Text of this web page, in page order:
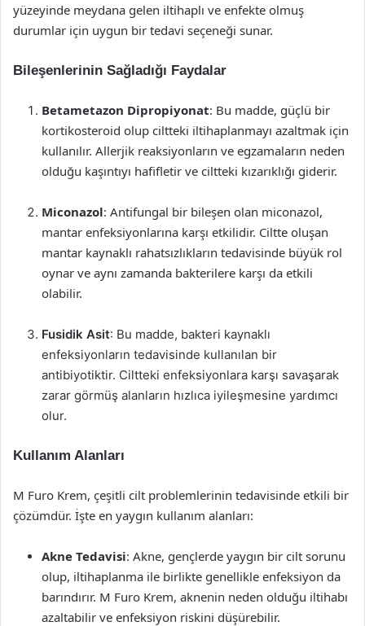
yüzeyinde meydana gelen iltihaplı ve enfekte olmuş
durumlar için uygun bir tedavi seçeneği sunar.
Bileşenlerinin Sağladığı Faydalar
Betametazon Dipropiyonat: Bu madde, güçlü bir
kortikosteroid olup ciltteki iltihaplanmayı azaltmak için
kullanılır. Allerjik reaksiyonların ve egzamaların neden
olduğu kaşıntıyı hafifletir ve ciltteki kızarıklığı giderir.
Miconazol: Antifungal bir bileşen olan miconazol,
mantar enfeksiyonlarına karşı etkilidir. Ciltte oluşan
mantar kaynaklı rahatsızlıkların tedavisinde büyük rol
oynar ve aynı zamanda bakterilere karşı da etkili
olabilir.
Fusidik Asit: Bu madde, bakteri kaynaklı
enfeksiyonların tedavisinde kullanılan bir
antibiyotiktir. Ciltteki enfeksiyonlara karşı savaşarak
zarar görmüş alanların hızlıca iyileşmesine yardımcı
olur.
Kullanım Alanları
M Furo Krem, çeşitli cilt problemlerinin tedavisinde etkili bir
çözümdür. İşte en yaygın kullanım alanları:
Akne Tedavisi: Akne, gençlerde yaygın bir cilt sorunu
olup, iltihaplanma ile birlikte genellikle enfeksiyon da
barındırır. M Furo Krem, aknenin neden olduğu iltihabı
azaltabilir ve enfeksiyon riskini düşürebilir.